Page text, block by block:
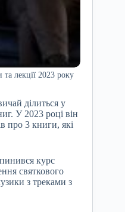
лекції 2023 року
ділиться у
У 2023 році він
про 3 книги, які
курс
святкового
з треками з